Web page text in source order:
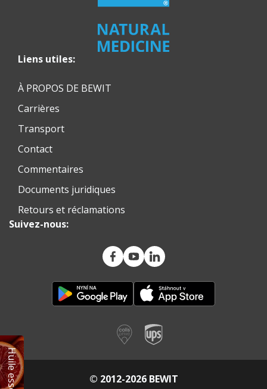
Liens utiles:
À PROPOS DE BEWIT
Carrières
Transport
Contact
Commentaires
Documents juridiques
Retours et réclamations
Suivez-nous:
© 2012-2026 BEWIT